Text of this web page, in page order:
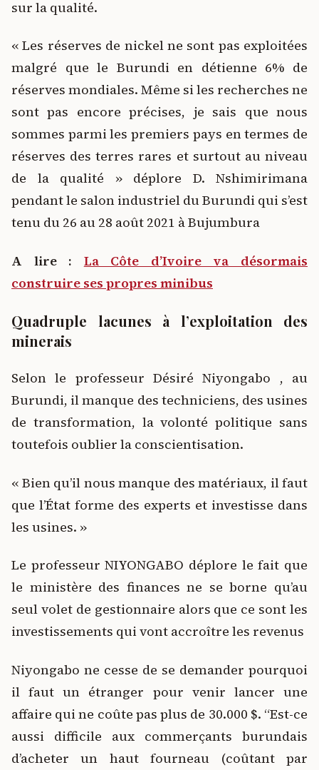
sur la qualité.
« Les réserves de nickel ne sont pas exploitées
malgré que le Burundi en détienne 6% de
réserves mondiales. Même si les recherches ne
sont pas encore précises, je sais que nous
sommes parmi les premiers pays en termes de
réserves des terres rares et surtout au niveau
de la qualité » déplore D. Nshimirimana
pendant le salon industriel du Burundi qui s’est
tenu du 26 au 28 août 2021 à Bujumbura
A lire : La Côte d’Ivoire va désormais
construire ses propres minibus
Quadruple lacunes à l’exploitation des
minerais
Selon le professeur Désiré Niyongabo , au
Burundi, il manque des techniciens, des usines
de transformation, la volonté politique sans
toutefois oublier la conscientisation.
« Bien qu’il nous manque des matériaux, il faut
que l’État forme des experts et investisse dans
les usines. »
Le professeur NIYONGABO déplore le fait que
le ministère des finances ne se borne qu’au
seul volet de gestionnaire alors que ce sont les
investissements qui vont accroître les revenus
Niyongabo ne cesse de se demander pourquoi
il faut un étranger pour venir lancer une
affaire qui ne coûte pas plus de 30.000 $. “Est-ce
aussi difficile aux commerçants burundais
d’acheter un haut fourneau (coûtant par